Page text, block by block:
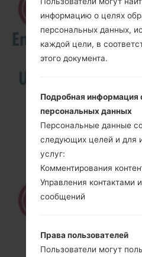
How to Enable
Debugging
информацию о целях
персональных данных,
каждой цели, в
этого документа.
Подробная информация
персональных данных
Персональные данные
следующих целей и для
услуг:
Комментирования
Управления контактами
сообщений
Права пользователей
Пользователи могут